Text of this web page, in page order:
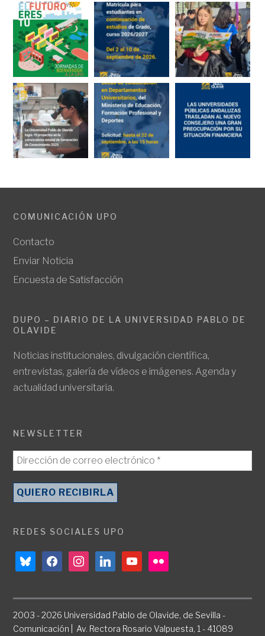
COMUNICACIÓN UPO
Contacto
Enviar Noticia
Encuesta de Satisfacción
DUPO – DIARIO DE LA UNIVERSIDAD PABLO DE
OLAVIDE
Noticias institucionales, divulgación científica,
entrevistas, galería de vídeos e imágenes. Agenda y
actualidad universitaria.
NEWSLETTER
REDES SOCIALES UPO
blueskyfacebookinstagramlinkedinyoutubeflickr
2003 - 2026 Universidad Pablo de Olavide, de Sevilla -
Comunicación | Av. Rectora Rosario Valpuesta, 1 - 41089